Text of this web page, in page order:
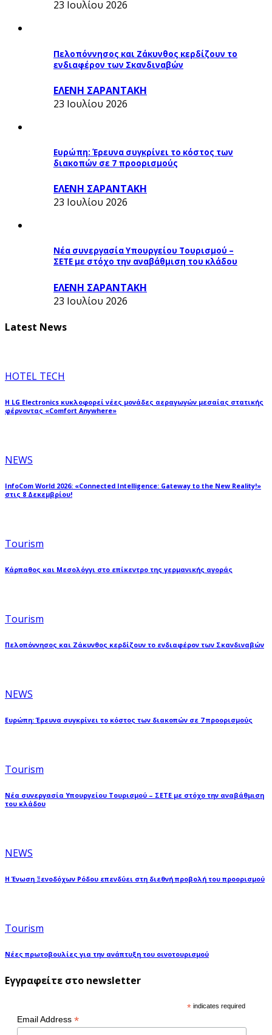
23 Ιουλίου 2026
Πελοπόννησος και Ζάκυνθος κερδίζουν το
ενδιαφέρον των Σκανδιναβών
ΕΛΕΝΗ ΣΑΡΑΝΤΑΚΗ
23 Ιουλίου 2026
Ευρώπη: Έρευνα συγκρίνει το κόστος των
διακοπών σε 7 προορισμούς
ΕΛΕΝΗ ΣΑΡΑΝΤΑΚΗ
23 Ιουλίου 2026
Νέα συνεργασία Υπουργείου Τουρισμού –
ΣΕΤΕ με στόχο την αναβάθμιση του κλάδου
ΕΛΕΝΗ ΣΑΡΑΝΤΑΚΗ
23 Ιουλίου 2026
Latest News
HOTEL TECH
Η LG Electronics κυκλοφορεί νέες μονάδες αεραγωγών μεσαίας στατικής
φέρνοντας «Comfort Anywhere»
NEWS
InfoCom World 2026: «Connected Intelligence: Gateway to the New Reality!»
στις 8 Δεκεμβρίου!
Tourism
Κάρπαθος και Μεσολόγγι στο επίκεντρο της γερμανικής αγοράς
Tourism
Πελοπόννησος και Ζάκυνθος κερδίζουν το ενδιαφέρον των Σκανδιναβών
NEWS
Ευρώπη: Έρευνα συγκρίνει το κόστος των διακοπών σε 7 προορισμούς
Tourism
Νέα συνεργασία Υπουργείου Τουρισμού – ΣΕΤΕ με στόχο την αναβάθμιση
του κλάδου
NEWS
Η Ένωση Ξενοδόχων Ρόδου επενδύει στη διεθνή προβολή του προορισμού
Tourism
Νέες πρωτοβουλίες για την ανάπτυξη του οινοτουρισμού
Εγγραφείτε στο newsletter
* indicates required
Email Address *